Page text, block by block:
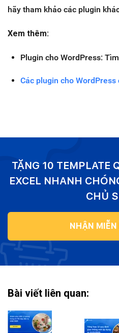
hãy tham khảo các plugin
Xem thêm:
Plugin cho WordPress:
Các plugin cho
TẶNG 10 TEMPLATE
EXCEL NHANH
CHỦ
NHẬN MIỄN
Bài viết liên quan: